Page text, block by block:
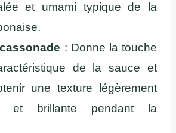
et umami typique de la
: Donne la touche
de la sauce et
une texture légèrement
et brillante pendant la